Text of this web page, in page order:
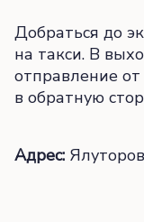
Добраться до
на такси. В
отправление
в обратную
Адрес: